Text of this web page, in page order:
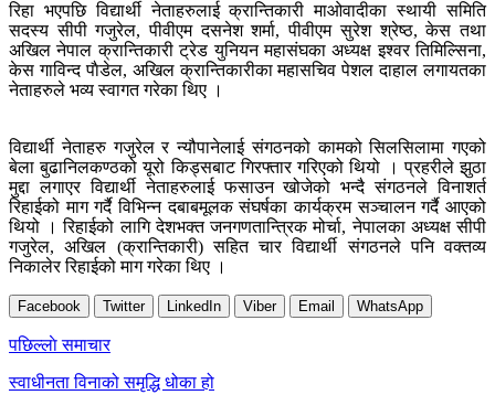
रिहा भएपछि विद्यार्थी नेताहरुलाई क्रान्तिकारी माओवादीका स्थायी समिति
सदस्य सीपी गजुरेल, पीवीएम दसनेश शर्मा, पीवीएम सुरेश श्रेष्ठ, केस तथा
अखिल नेपाल क्रान्तिकारी ट्रेड युनियन महासंघका अध्यक्ष इश्वर तिमिल्सिना,
केस गाविन्द पाैडेल, अखिल क्रान्तिकारीका महासचिव पेशल दाहाल लगायतका
नेताहरुले भव्य स्वागत गरेका थिए ।
विद्यार्थी नेताहरु गजुरेल र न्यौपानेलाई संगठनको कामको सिलसिलामा गएको
बेला बुढानिलकण्ठको यूरो किड्सबाट गिरफ्तार गरिएको थियो । प्रहरीले झुठा
मुद्दा लगाएर विद्यार्थी नेताहरुलाई फसाउन खोजेको भन्दै संगठनले विनाशर्त
रिहाईको माग गर्दै विभिन्न दबाबमूलक संघर्षका कार्यक्रम सञ्चालन गर्दै आएको
थियो । रिहाईको लागि देशभक्त जनगणतान्त्रिक मोर्चा, नेपालका अध्यक्ष सीपी
गजुरेल, अखिल (क्रान्तिकारी) सहित चार विद्यार्थी संगठनले पनि वक्तव्य
निकालेर रिहाईको माग गरेका थिए ।
Facebook Twitter LinkedIn Viber Email WhatsApp
Post
navigation
पछिल्लाे समाचार
स्वाधीनता विनाको समृद्धि धोका हो